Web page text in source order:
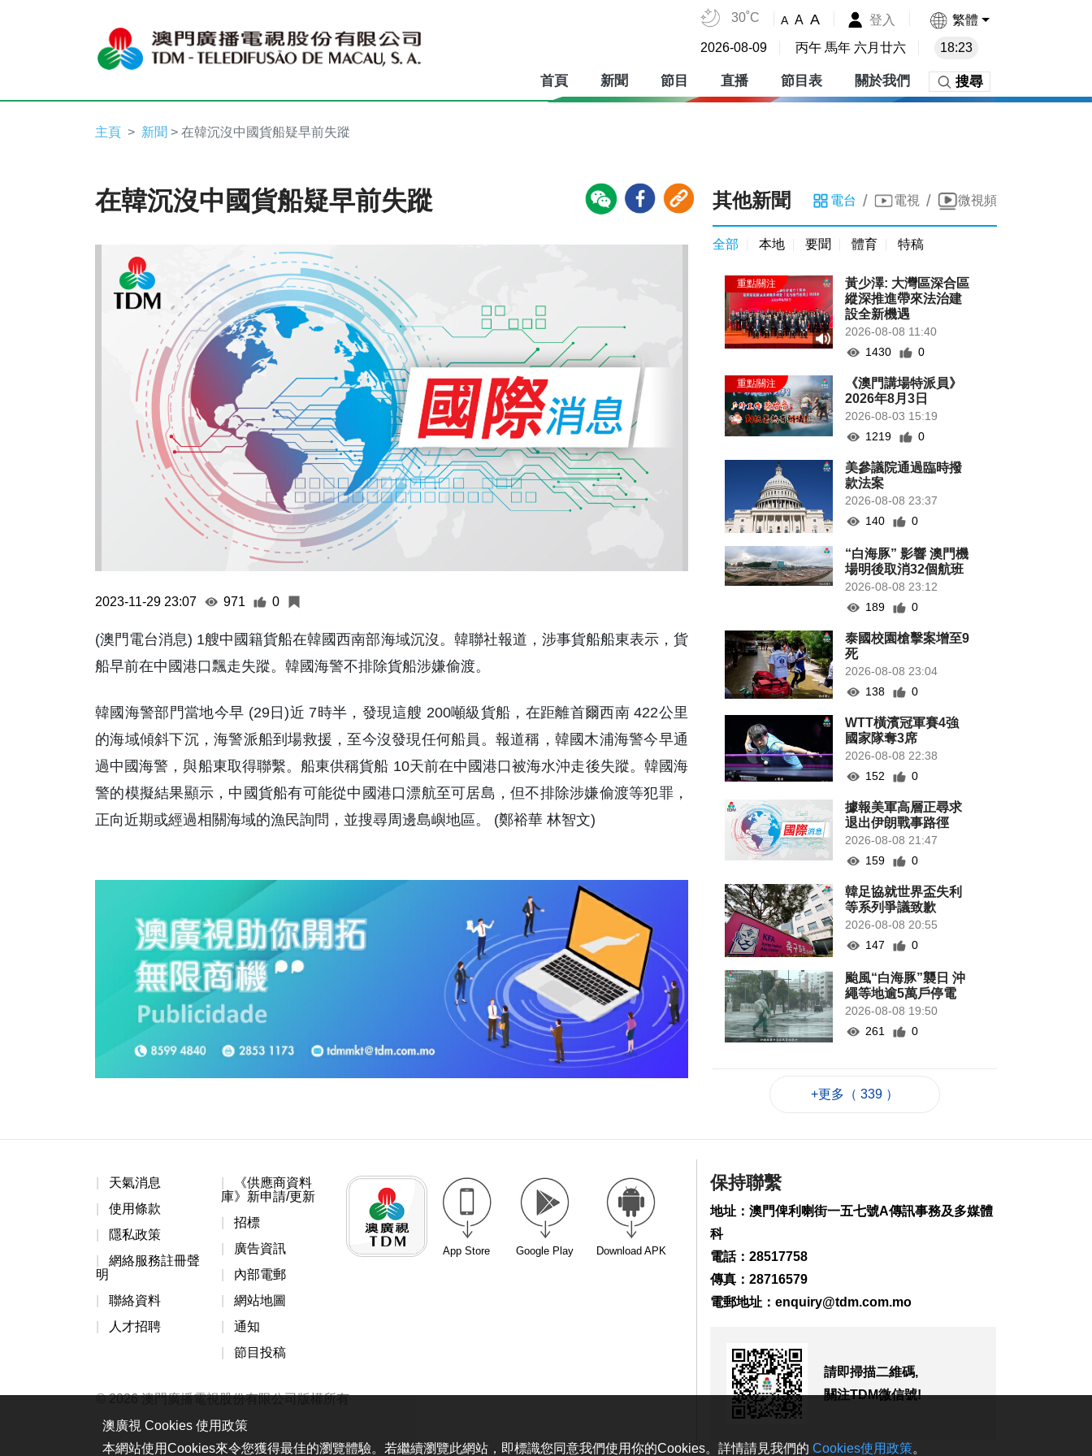
30˚C A A A 登入 繁體
2026-08-09 丙午 馬年 六月廿六 18:23
首頁 新聞 節目 直播 節目表 關於我們 搜尋
主頁 新聞 > 在韓沉沒中國貨船疑早前失蹤
在韓沉沒中國貨船疑早前失蹤
2023-11-29 23:07 971 0
(澳門電台消息) 1艘中國籍貨船在韓國西南部海域沉沒。韓聯社報道，涉事貨船船東表示，貨
船早前在中國港口飄走失蹤。韓國海警不排除貨船涉嫌偷渡。
韓國海警部門當地今早 (29日)近 7時半，發現這艘 200噸級貨船，在距離首爾西南 422公里
的海域傾斜下沉，海警派船到場救援，至今沒發現任何船員。報道稱，韓國木浦海警今早通
過中國海警，與船東取得聯繫。船東供稱貨船 10天前在中國港口被海水沖走後失蹤。韓國海
警的模擬結果顯示，中國貨船有可能從中國港口漂航至可居島，但不排除涉嫌偷渡等犯罪，
正向近期或經過相關海域的漁民詢問，並搜尋周邊島嶼地區。 (鄭裕華 林智文)
其他新聞 電台 / 電視 / 微視頻
全部 本地 要聞 體育 特稿
黃少澤: 大灣區深合區
縱深推進帶來法治建
設全新機遇
2026-08-08 11:40
1430
0
《澳門講場特派員》
2026年8月3日
2026-08-03 15:19
1219
0
美參議院通過臨時撥
款法案
2026-08-08 23:37
140
0
“白海豚” 影響 澳門機
場明後取消32個航班
2026-08-08 23:12
189
0
泰國校園槍擊案增至9
死
2026-08-08 23:04
138
0
WTT橫濱冠軍賽4強
國家隊奪3席
2026-08-08 22:38
152
0
據報美軍高層正尋求
退出伊朗戰事路徑
2026-08-08 21:47
159
0
韓足協就世界盃失利
等系列爭議致歉
2026-08-08 20:55
147
0
颱風“白海豚”襲日 沖
繩等地逾5萬戶停電
2026-08-08 19:50
261
0
素
179
0
361
日元
2026-08-08 17:30
152
0
甄別近2.5萬惡意帖文
+更多（ 339 ）
天氣消息
使用條款
隱私政策
網絡服務註冊聲
明
聯絡資料
人才招聘
《供應商資料
庫》新申請/更新
招標
廣告資訊
內部電郵
網站地圖
通知
節目投稿
App Store Google Play Download APK
© 2026 澳門廣播電視股份有限公司版權所有
保持聯繫
地址：澳門俾利喇街一五七號A傳訊事務及多媒體
科
電話：28517758
傳真：28716579
電郵地址： enquiry@tdm.com.mo
請即掃描二維碼,
關注TDM微信號!
澳廣視 Cookies 使用政策
本網站使用Cookies來令您獲得最佳的瀏覽體驗。若繼續瀏覽此網站，即標識您同意我們使用你的Cookies。詳情請見我們的 Cookies使用政策。